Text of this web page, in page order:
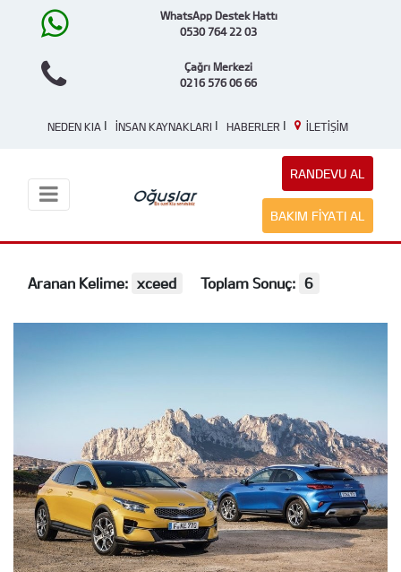
WhatsApp Destek Hattı
0530 764 22 03
Çağrı Merkezi
0216 576 06 66
NEDEN KIA | İNSAN KAYNAKLARI | HABERLER | İLETİŞİM
RANDEVU AL
BAKIM FIYATI AL
Aranan Kelime: xceed Toplam Sonuç: 6